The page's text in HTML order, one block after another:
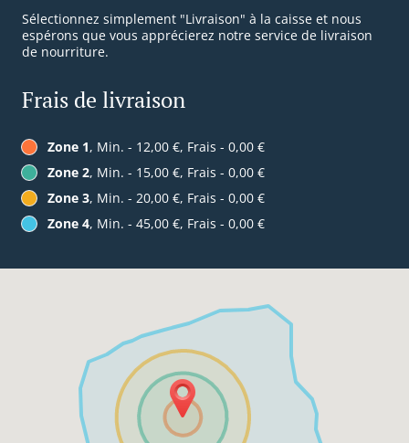
Sélectionnez simplement "Livraison" à la caisse et nous
espérons que vous apprécierez notre service de livraison
de nourriture.
Frais de livraison
Zone 1, Min. - 12,00 €, Frais - 0,00 €
Zone 2, Min. - 15,00 €, Frais - 0,00 €
Zone 3, Min. - 20,00 €, Frais - 0,00 €
Zone 4, Min. - 45,00 €, Frais - 0,00 €